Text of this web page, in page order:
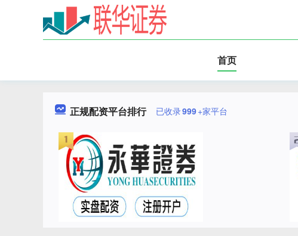
首页
正规配资平台排行 已收录999+家平台